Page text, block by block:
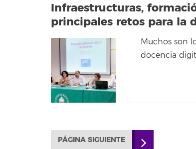
Infraestructuras,
principales retos para la
Muchos son
docencia
PÁGINA SIGUIENTE